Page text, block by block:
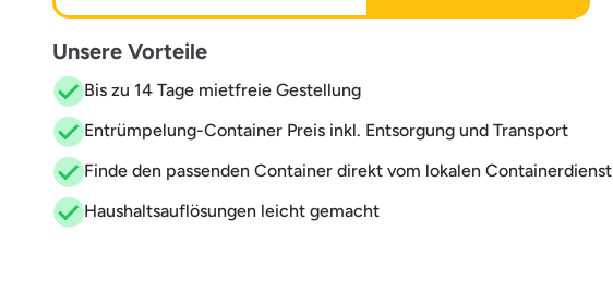
Unsere Vorteile
Bis zu 14 Tage mietfreie Gestellung
Entrümpelung-Container Preis inkl. Entsorgung und Transport
Finde den passenden Container direkt vom lokalen Containerdienst
Haushaltsauflösungen leicht gemacht